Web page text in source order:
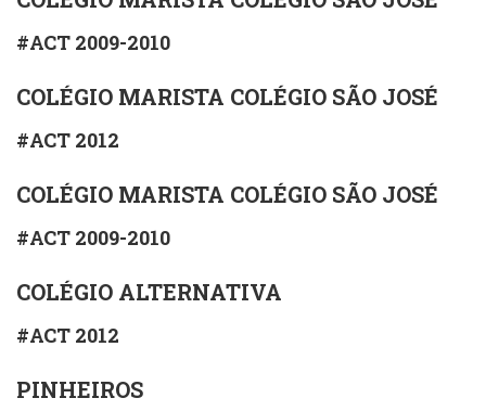
#ACT 2009-2010
COLÉGIO MARISTA COLÉGIO SÃO JOSÉ
#ACT 2012
COLÉGIO MARISTA COLÉGIO SÃO JOSÉ
#ACT 2009-2010
COLÉGIO ALTERNATIVA
#ACT 2012
PINHEIROS